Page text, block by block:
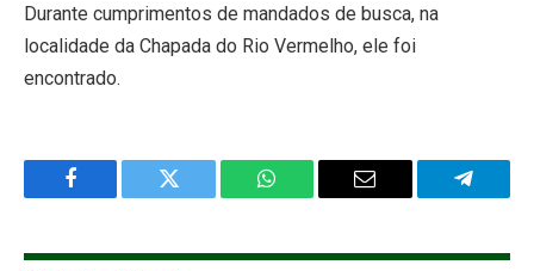
Durante cumprimentos de mandados de busca, na
localidade da Chapada do Rio Vermelho, ele foi
encontrado.
Facebook Twitter WhatsApp Email